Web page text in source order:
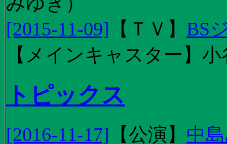
[2015-11-09] 【 ＴＶ 】 BS
【メインキャスター】
トピックス
[2016-11-17] 【公演 】 中